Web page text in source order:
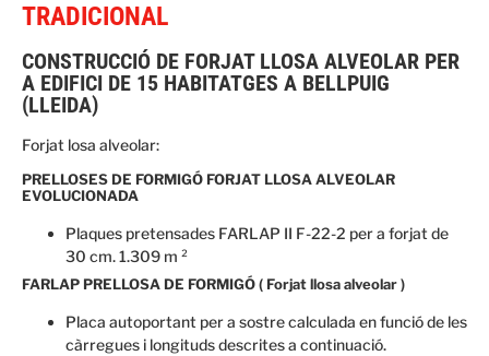
TRADICIONAL
CONSTRUCCIÓ DE FORJAT LLOSA ALVEOLAR PER
A EDIFICI DE 15 HABITATGES A BELLPUIG
(LLEIDA)
Forjat losa alveolar:
PRELLOSES DE FORMIGÓ FORJAT LLOSA ALVEOLAR
EVOLUCIONADA
Plaques pretensades FARLAP II F-22-2 per a forjat de
30 cm. 1.309 m ²
FARLAP PRELLOSA DE FORMIGÓ ( Forjat llosa alveolar )
Placa autoportant per a sostre calculada en funció de les
càrregues i longituds descrites a continuació.